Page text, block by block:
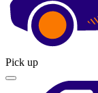
Pick up